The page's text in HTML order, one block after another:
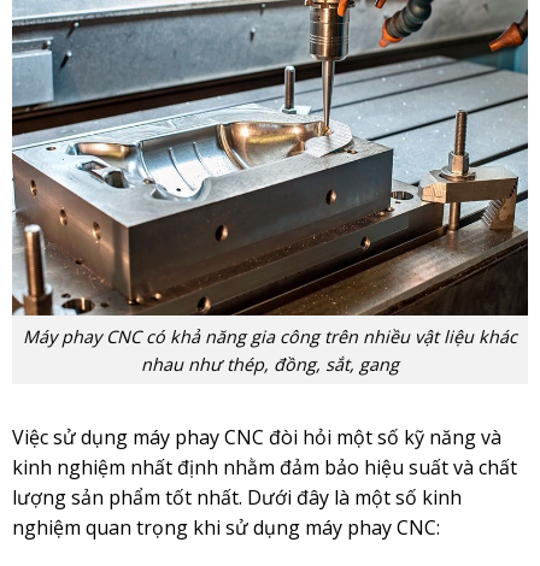
Máy phay CNC có khả năng gia công trên nhiều vật liệu khác
nhau như thép, đồng, sắt, gang
Việc sử dụng máy phay CNC đòi hỏi một số kỹ năng và
kinh nghiệm nhất định nhằm đảm bảo hiệu suất và chất
lượng sản phẩm tốt nhất. Dưới đây là một số kinh
nghiệm quan trọng khi sử dụng máy phay CNC: